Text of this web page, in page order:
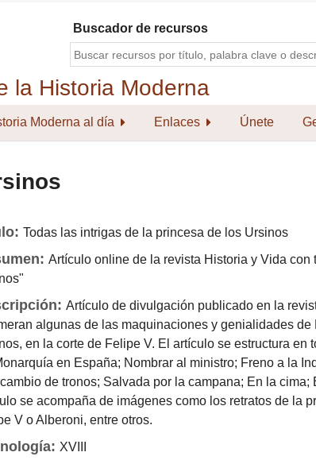
Buscador de recursos
Moderna al día Enlaces Únete
Todas las intrigas de la princesa de los Ursinos
Artículo online de la revista Historia y Vida
Artículo de divulgación publicado en la
algunas de las maquinaciones y genialidades
en la corte de Felipe V. El artículo se estructura
en España; Nombrar al ministro; Freno a la
de tronos; Salvada por la campana; En la cima;
se acompaña de imágenes como los retratos de la
V o Alberoni, entre otros.
XVIII